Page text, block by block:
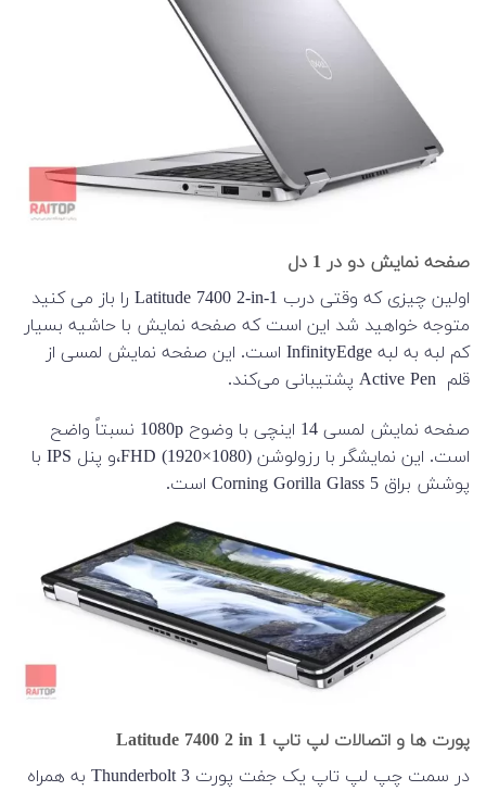
صفحه نمایش دو در 1 دل
اولین چیزی که وقتی درب Latitude 7400 2-in-1 را باز می کنید
متوجه خواهید شد این است که صفحه نمایش با حاشیه بسیار
کم لبه به لبه InfinityEdge است. این صفحه نمایش لمسی از
قلم Active Pen پشتیبانی می‌کند.
صفحه نمایش لمسی 14 اینچی با وضوح 1080p نسبتاً واضح
است. این نمایشگر با رزولوشن FHD (1920×1080)،و پنل IPS با
پوشش براق Corning Gorilla Glass 5 است.
پورت ها و اتصالات لپ تاپ Latitude 7400 2 in 1
در سمت چپ لپ تاپ یک جفت پورت Thunderbolt 3 به همراه